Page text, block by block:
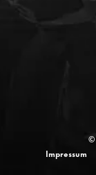
©
Impressum